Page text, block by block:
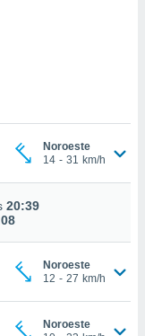
Noroeste
14 - 31 km/h
20:39
Noroeste
12 - 27 km/h
Noroeste